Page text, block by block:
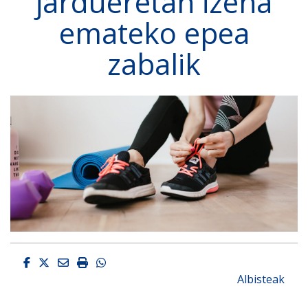
emateko epea
zabalik
Facebook
Twitter
EmailImprimirWhatsapp
Albisteak